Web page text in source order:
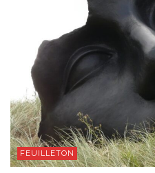
FEUILLETON